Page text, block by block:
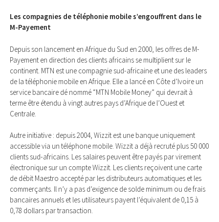
Les compagnies de téléphonie mobile s’engouffrent dans le
M-​Payement
Depuis son lancement en Afrique du Sud en 2000, les offres de M-​
Payement en direc­tion des clients africains se multiplient sur le
continent. MTN est une compagnie sud-​africaine et une des leaders
de la téléphonie mobile en Afrique. Elle a lancé en Côte d’Ivoire un
service bancaire dé nommé “MTN Mobile Money” qui devrait à
terme être étendu à vingt autres pays d’Afrique de l’Ouest et
Centrale.
Autre initiative : depuis 2004, Wizzit est une banque uniquement
accessible via un té­léphone mobile. Wizzit a déjà recruté plus 50 000
clients sud-​africains. Les salaires peuvent être payés par virement
électronique sur un compte Wizzit. Les clients re­çoivent une carte
de débit Maestro accepté par les distributeurs automatiques et les
commerçants. Il n’y a pas d’exigence de solde minimum ou de frais
bancaires annuels et les utilisateurs payent l’équivalent de 0,15 à
0,78 dollars par transaction.